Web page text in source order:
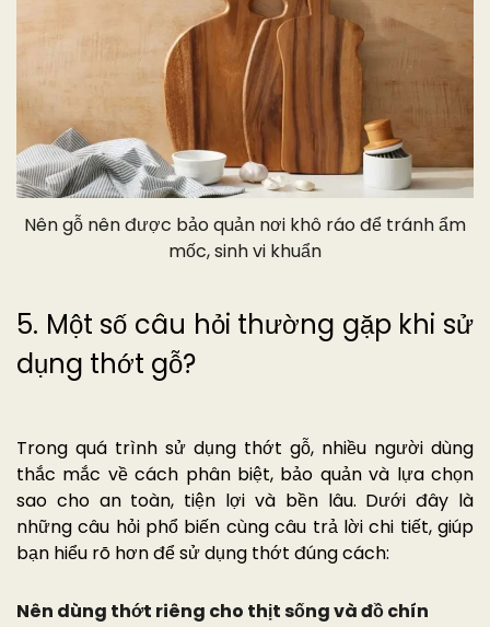
Nên gỗ nên được bảo quản nơi khô ráo để tránh ẩm
mốc, sinh vi khuẩn
5. Một số câu hỏi thường gặp khi sử
dụng thớt gỗ?
Trong quá trình sử dụng thớt gỗ, nhiều người dùng
thắc mắc về cách phân biệt, bảo quản và lựa chọn
sao cho an toàn, tiện lợi và bền lâu. Dưới đây là
những câu hỏi phổ biến cùng câu trả lời chi tiết, giúp
bạn hiểu rõ hơn để sử dụng thớt đúng cách:
Nên dùng thớt riêng cho thịt sống và đồ chín